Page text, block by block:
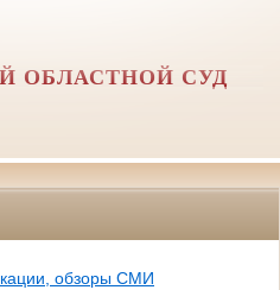
ОБЛАСТНОЙ СУД
обзоры СМИ